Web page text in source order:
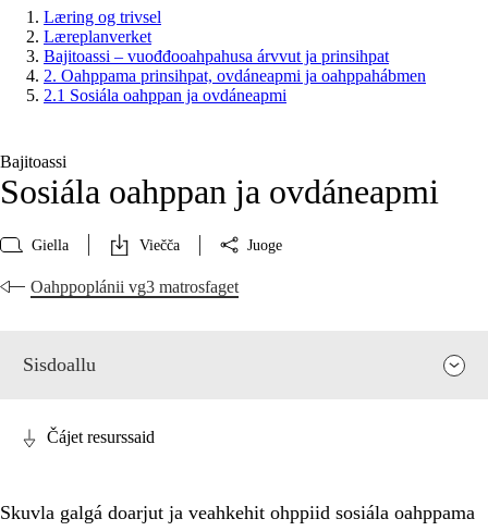
Læring og trivsel
Læreplanverket
Bajitoassi – vuođđooahpahusa árvvut ja prinsihpat
2. Oahppama prinsihpat, ovdáneapmi ja oahppahábmen
2.1 Sosiála oahppan ja ovdáneapmi
Bajitoassi
Sosiála oahppan ja ovdáneapmi
Giella Viečča Juoge
Oahppoplánii vg3 matrosfaget
Sisdoallu
Čájet resurssaid
Skuvla galgá doarjut ja veahkehit ohppiid sosiála oahppama